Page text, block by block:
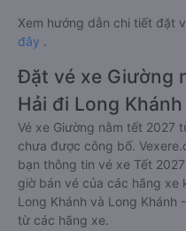
Xem hướng dẫn chi tiết đặt
đây .
Đặt vé xe Giường
Hải đi Long Khánh
Vé xe Giường nằm tết 2027
chưa được công bố.
bạn thông tin vé xe Tết
giờ bán vé của các hãng xe
Long Khánh và Long Khánh
từ các hãng xe.